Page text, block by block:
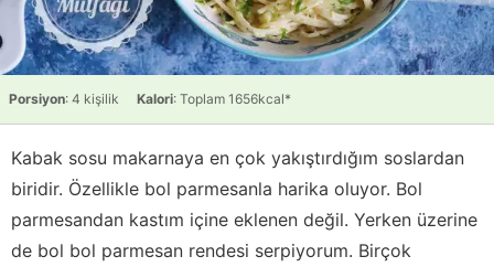
Porsiyon: 4 kişilik Kalori: Toplam 1656kcal*
Kabak sosu makarnaya en çok yakıştırdığım soslardan
biridir. Özellikle bol parmesanla harika oluyor. Bol
parmesandan kastım içine eklenen değil. Yerken üzerine
de bol bol parmesan rendesi serpiyorum. Birçok